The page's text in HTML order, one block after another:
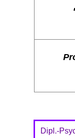
Dipl.-